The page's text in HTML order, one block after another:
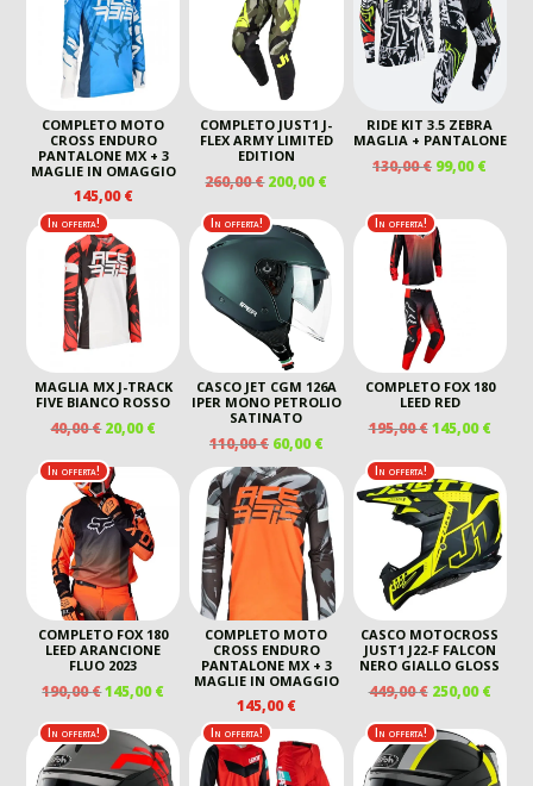
COMPLETO MOTO
CROSS ENDURO
PANTALONE MX + 3
MAGLIE IN OMAGGIO
145,00€
COMPLETO JUST1 J-
FLEX ARMY LIMITED
EDITION
260,00€ IL
ORIGINALE
ERA:
260,00 €.
200,00€IL
ATTUALE
200,00 €.
RIDE KIT 3.5 ZEBRA
MAGLIA + PANTALONE
130,00€ IL
ERA:
130,00 €.
99,00€IL
È:
In offerta!
MAGLIA MX J-TRACK
FIVE BIANCO ROSSO
40,00€ IL
ORIGINALE
ERA:
40,00 €.
20,00€IL
PREZZO
ATTUALE
20,00 €.
In offerta!
CASCO JET CGM 126A
IPER MONO PETROLIO
SATINATO
110,00€ IL
PREZZO
ORIGINALE
ERA:
110,00 €.
60,00€IL
PREZZO
ATTUALE
È:
60,00 €.
In offerta!
COMPLETO FOX 180
LEED RED
195,00€ IL
ORIGINALE
ERA:
195,00 €.
145,00€IL
È:
In offerta!
COMPLETO FOX 180
LEED ARANCIONE
FLUO 2023
190,00€IL
ORIGINALE
ERA:
190,00 €.
145,00€IL
ATTUALE
È:
145,00 €.
COMPLETO MOTO
CROSS ENDURO
PANTALONE MX + 3
MAGLIE IN OMAGGIO
145,00€
In offerta!
CASCO MOTOCROSS
JUST1 J22-F FALCON
NERO GIALLO GLOSS
449,00€ IL
ORIGINALE
ERA:
449,00 €.
250,00€IL
È:
In offerta! In offerta! In offerta!